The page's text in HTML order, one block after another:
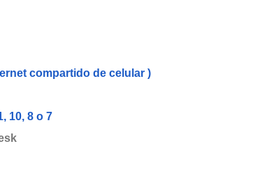
compartido de celular )
10, 8 o 7